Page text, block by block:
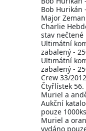
Bob Hurikán
Major
Charlie
stav nečtené
Ultimátní
zabalený -
Ultimátní
zabalený -
Crew 33/
Čtyřlístek 56.
Muriel a
Aukční
pouze
Muriel a
vydáno